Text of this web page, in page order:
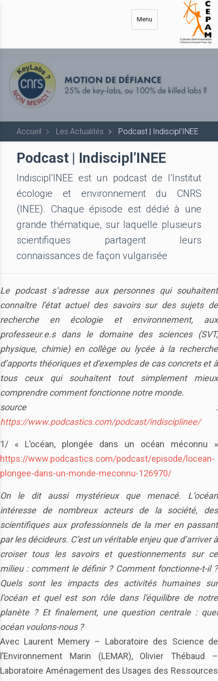
Menu
Accueil Les Actualités Podcast | Indiscipl’INEE
Podcast | Indiscipl’INEE
Indiscipl’INEE est un podcast de l’Institut
écologie et environnement du CNRS
(INEE). Chaque épisode est dédié à une
grande thématique, sur laquelle plusieurs
scientifiques partagent leurs
connaissances de façon vulgarisée
Le podcast s’adresse aux personnes qui souhaitent
connaître l’état actuel des savoirs sur des sujets de
recherche en écologie et environnement, aux
professeur.e.s dans le domaine des sciences (SVT,
physique, chimie) en collège ou lycée à la recherche
d’apports théoriques et d’exemples de cas concrets et à
tous ceux qui souhaitent tout simplement mieux
comprendre comment fonctionne notre monde.
source :
https://www.podcastics.com/podcast/indisciplinee/
1/ « L’océan, plongée dans un océan méconnu »
https://www.podcastics.com/podcast/episode/locean-
plongee-dans-un-monde-meconnu-126970/
On le dit aussi mystérieux que menacé. L’océan
intéresse de nombreux acteurs de la société, des
scientifiques aux professionnels de la mer en passant
par les décideurs. C’est un véritable enjeu que d’arriver à
croiser tous les savoirs et questionnements sur ce
milieu : comment le définir ? Comment fonctionne-t-il ?
Quels sont les impacts des activités humaines sur
l’océan et quel est son rôle dans l’équilibre de notre
planète ? Et finalement, une question centrale : quel
océan voulons-nous ?
Avec Laurent Memery – Laboratoire des Science de
l’Environnement Marin (LEMAR), Olivier Thébaud –
Laboratoire Aménagement des Usages des Ressources